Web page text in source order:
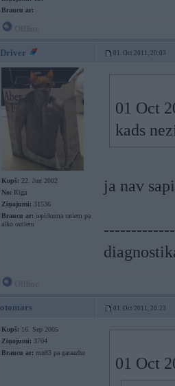
Braucu ar:
Driver 01. Oct 2011, 20:03
Kopš: 22. Jun 2002
No: Rīga
Ziņojumi: 31536
Braucu ar: iepirkuma ratiem pa
alko outletu
01 Oct
kads
ja nav
otomars 01. Oct 2011, 20:23
Kopš: 16. Sep 2005
Ziņojumi: 3704
Braucu ar: mn83 pa garaazhu
01 Oct